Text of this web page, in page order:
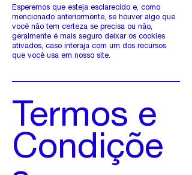
Esperemos que esteja esclarecido e, como
mencionado anteriormente, se houver algo que
você não tem certeza se precisa ou não,
geralmente é mais seguro deixar os cookies
ativados, caso interaja com um dos recursos
que você usa em nosso site.
Termos e
Condiçõe